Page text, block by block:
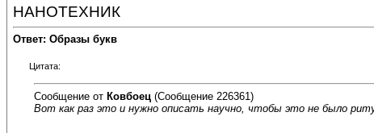
НАНОТЕХНИК
Ответ: Образы букв
Цитата:
Сообщение от Ковбоец (Сообщение 226361)
Вот как раз это и нужно описать научно, чтобы это не было